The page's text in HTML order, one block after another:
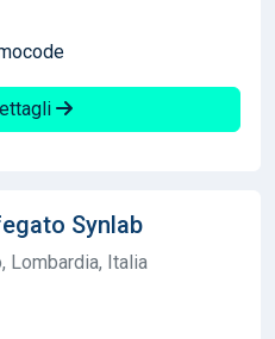
Synlab
Lombardia, Italia